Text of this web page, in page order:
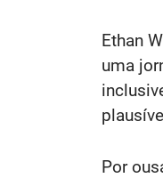
Ethan
uma
Por